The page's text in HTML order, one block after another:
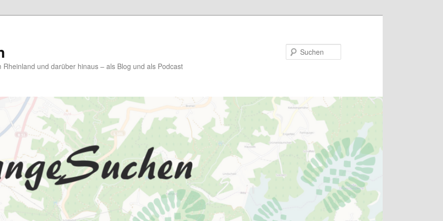
und darüber hinaus – als Blog und als Podcast